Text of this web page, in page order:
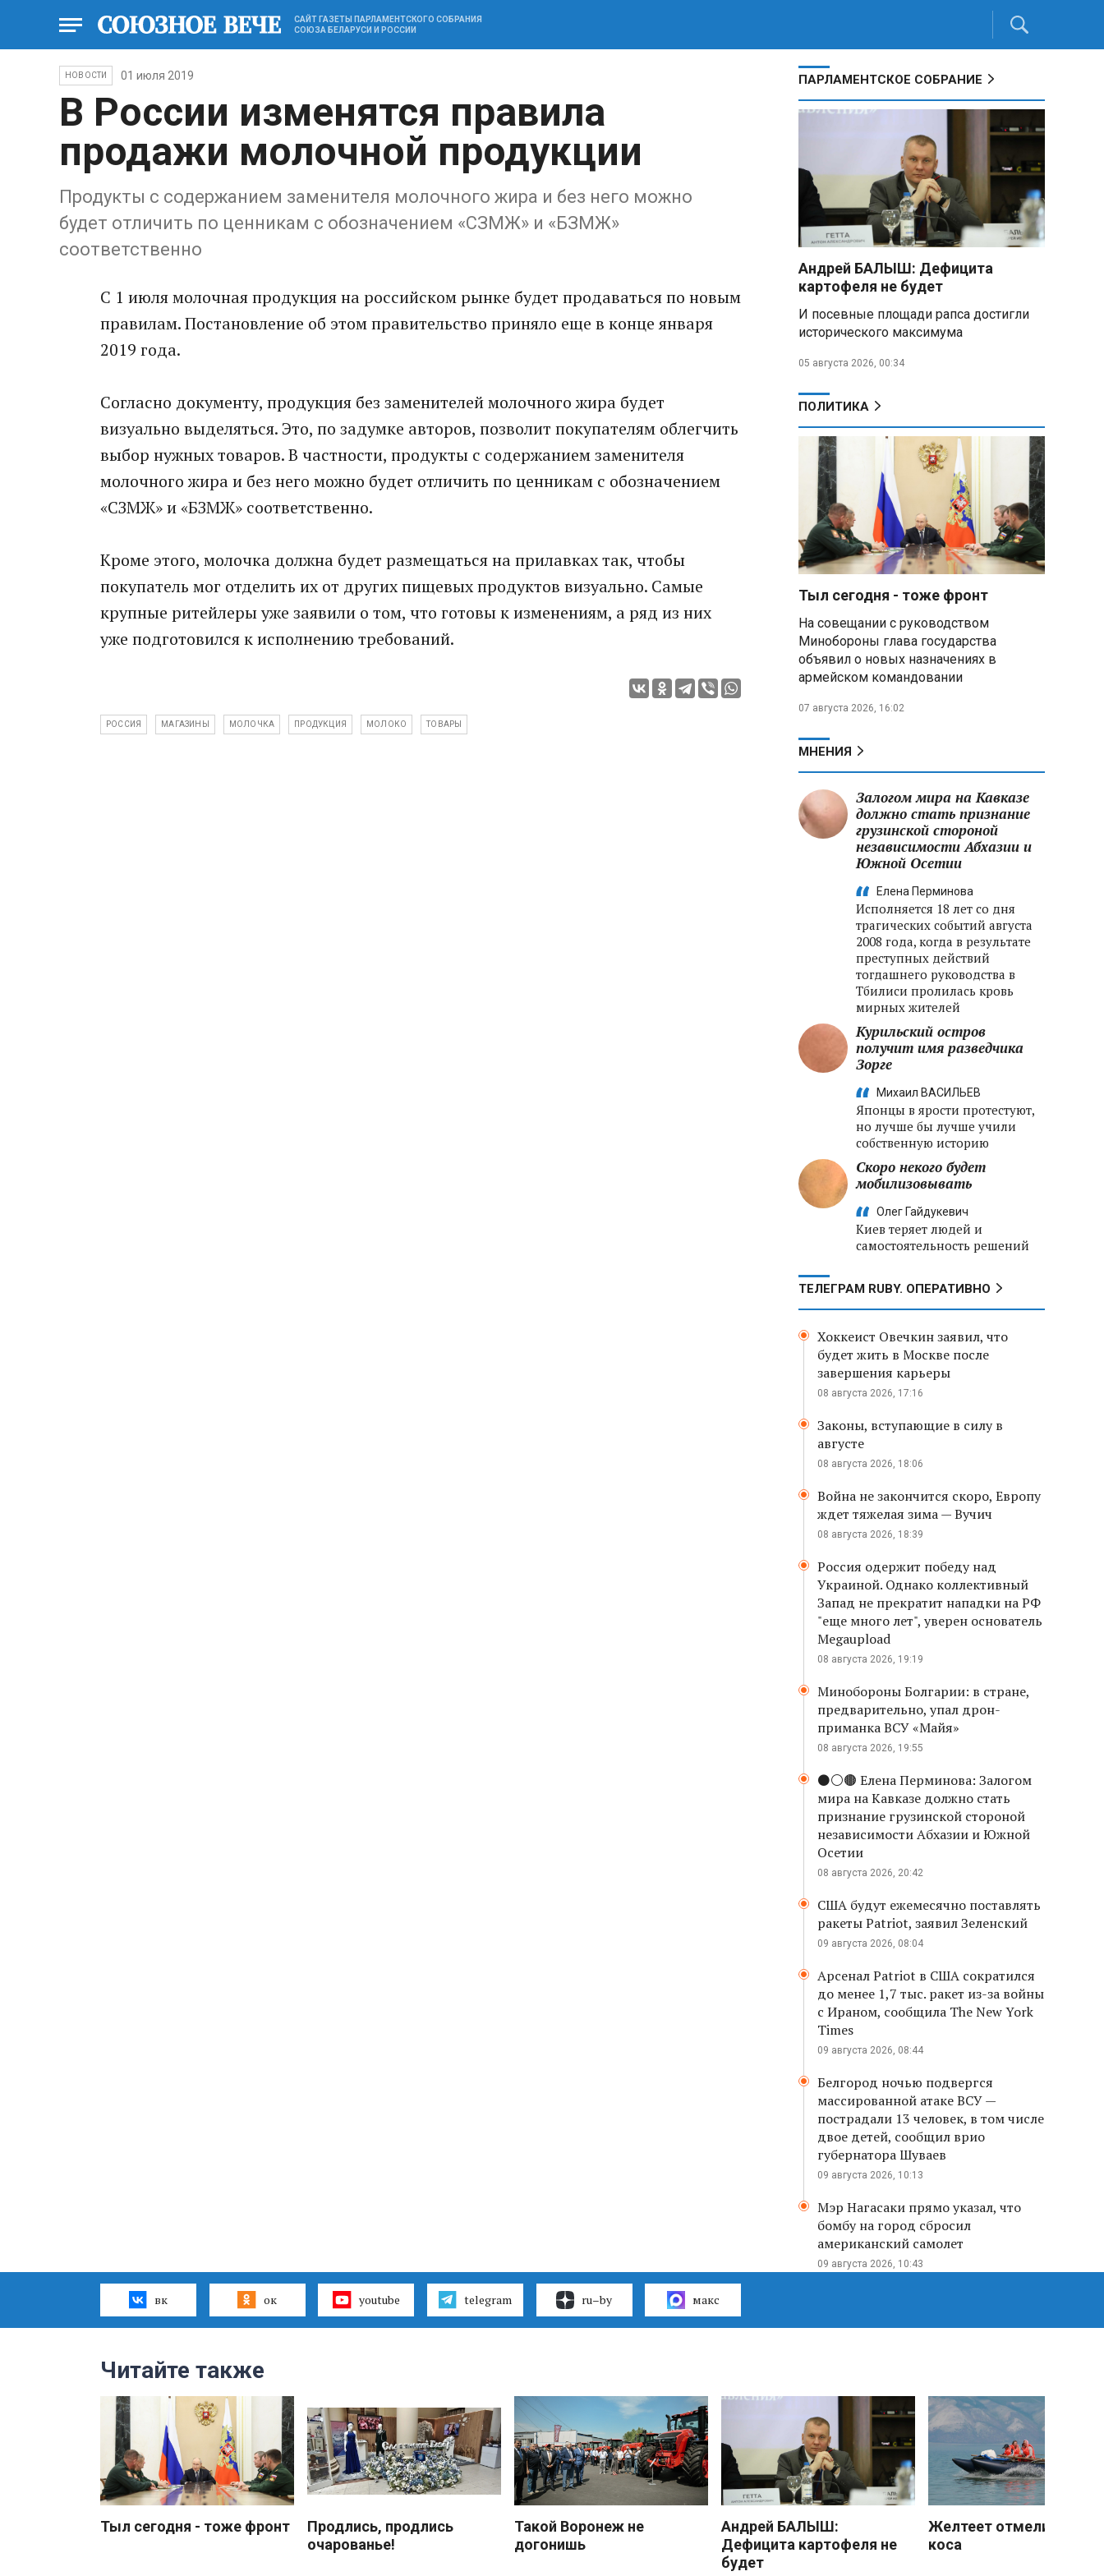
САЙТ ГАЗЕТЫ ПАРЛАМЕНТСКОГО СОБРАНИЯ
СОЮЗА БЕЛАРУСИ И РОССИИ
НОВОСТИ 01 июля 2019
В России изменятся правила
продажи молочной продукции
Продукты с содержанием заменителя молочного жира и без него можно
будет отличить по ценникам с обозначением «СЗМЖ» и «БЗМЖ»
соответственно
С 1 июля молочная продукция на российском рынке будет продаваться по новым
правилам. Постановление об этом правительство приняло еще в конце января
2019 года.
Согласно документу, продукция без заменителей молочного жира будет
визуально выделяться. Это, по задумке авторов, позволит покупателям облегчить
выбор нужных товаров. В частности, продукты с содержанием заменителя
молочного жира и без него можно будет отличить по ценникам с обозначением
«СЗМЖ» и «БЗМЖ» соответственно.
Кроме этого, молочка должна будет размещаться на прилавках так, чтобы
покупатель мог отделить их от других пищевых продуктов визуально. Самые
крупные ритейлеры уже заявили о том, что готовы к изменениям, а ряд из них
уже подготовился к исполнению требований.
РОССИЯ МАГАЗИНЫ МОЛОЧКА ПРОДУКЦИЯ МОЛОКО ТОВАРЫ
ПАРЛАМЕНТСКОЕ СОБРАНИЕ
Андрей БАЛЫШ: Дефицита
картофеля не будет
И посевные площади рапса достигли
исторического максимума
05 августа 2026, 00:34
ПОЛИТИКА
Тыл сегодня - тоже фронт
На совещании с руководством
Минобороны глава государства
объявил о новых назначениях в
армейском командовании
07 августа 2026, 16:02
МНЕНИЯ
Залогом мира на Кавказе
должно стать признание
грузинской стороной
независимости Абхазии и
Южной Осетии
Елена Перминова
Исполняется 18 лет со дня
трагических событий августа
2008 года, когда в результате
преступных действий
тогдашнего руководства в
Тбилиси пролилась кровь
мирных жителей
Курильский остров
получит имя разведчика
Зорге
Михаил ВАСИЛЬЕВ
Японцы в ярости протестуют,
но лучше бы лучше учили
собственную историю
Скоро некого будет
мобилизовывать
Олег Гайдукевич
Киев теряет людей и
самостоятельность решений
ТЕЛЕГРАМ RUBY. ОПЕРАТИВНО
Хоккеист Овечкин заявил, что
будет жить в Москве после
завершения карьеры
08 августа 2026, 17:16
Законы, вступающие в силу в
августе
08 августа 2026, 18:06
Война не закончится скоро, Европу
ждет тяжелая зима — Вучич
08 августа 2026, 18:39
Россия одержит победу над
Украиной. Однако коллективный
Запад не прекратит нападки на РФ
"еще много лет", уверен основатель
Megaupload
08 августа 2026, 19:19
Минобороны Болгарии: в стране,
предварительно, упал дрон-
приманка ВСУ «Майя»
08 августа 2026, 19:55
⚫️⚪️🟤 Елена Перминова: Залогом
мира на Кавказе должно стать
признание грузинской стороной
независимости Абхазии и Южной
Осетии
08 августа 2026, 20:42
США будут ежемесячно поставлять
ракеты Patriot, заявил Зеленский
09 августа 2026, 08:04
Арсенал Patriot в США сократился
до менее 1,7 тыс. ракет из-за войны
с Ираном, сообщила The New York
Times
09 августа 2026, 08:44
Белгород ночью подвергся
массированной атаке ВСУ —
пострадали 13 человек, в том числе
двое детей, сообщил врио
губернатора Шуваев
09 августа 2026, 10:13
Мэр Нагасаки прямо указал, что
бомбу на город сбросил
американский самолет
09 августа 2026, 10:43
вк ок youtube telegram ru–by макс
Читайте также
Тыл сегодня - тоже фронт
Продлись, продлись
очарованье!
Такой Воронеж не
догонишь
Андрей БАЛЫШ:
Дефицита картофеля не
будет
Желтеет отмели
коса